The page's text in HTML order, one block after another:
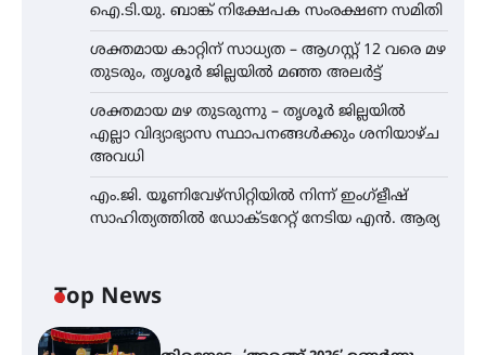
ഐ.ടി.യു. ബാങ്ക് നിക്ഷേപക സംരക്ഷണ സമിതി
ശക്തമായ കാറ്റിന് സാധ്യത – ആഗസ്റ്റ് 12 വരെ മഴ
തുടരും, തൃശൂർ ജില്ലയിൽ മഞ്ഞ അലർട്ട്
ശക്തമായ മഴ തുടരുന്നു – തൃശൂർ ജില്ലയിൽ
എല്ലാ വിദ്യാഭ്യാസ സ്ഥാപനങ്ങൾക്കും ശനിയാഴ്ച
അവധി
എം.ജി. യൂണിവേഴ്‌സിറ്റിയിൽ നിന്ന് ഇംഗ്ളീഷ്
സാഹിത്യത്തിൽ ഡോക്ടറേറ്റ് നേടിയ എൻ. ആര്യ
Top News